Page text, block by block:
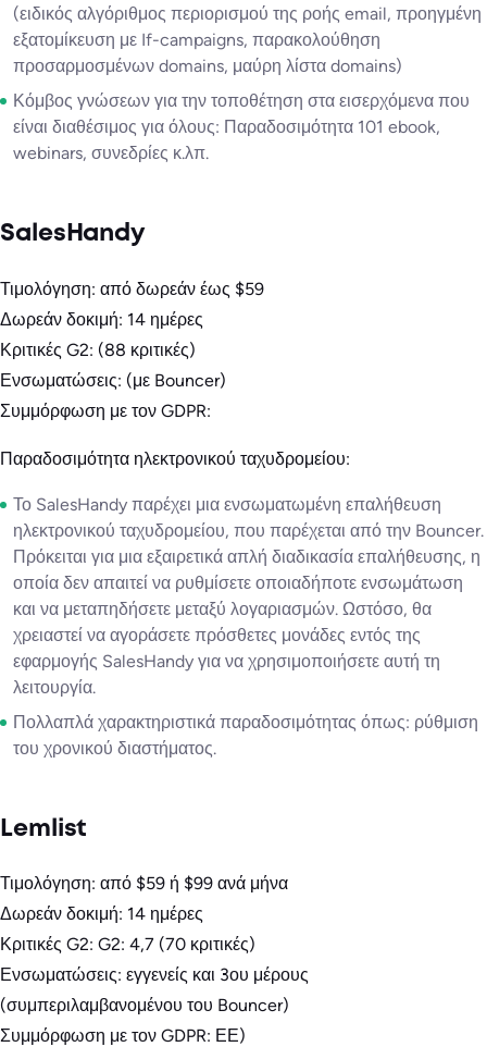
(ειδικός αλγόριθμος περιορισμού της ροής email, προηγμένη
εξατομίκευση με If-campaigns, παρακολούθηση
προσαρμοσμένων domains, μαύρη λίστα domains)
Κόμβος γνώσεων για την τοποθέτηση στα εισερχόμενα που
είναι διαθέσιμος για όλους: Παραδοσιμότητα 101 ebook,
webinars, συνεδρίες κ.λπ.
SalesHandy
Τιμολόγηση: από δωρεάν έως $59
Δωρεάν δοκιμή: 14 ημέρες
Κριτικές G2: (88 κριτικές)
Ενσωματώσεις: (με Bouncer)
Συμμόρφωση με τον GDPR:
Παραδοσιμότητα ηλεκτρονικού ταχυδρομείου:
Το SalesHandy παρέχει μια ενσωματωμένη επαλήθευση
ηλεκτρονικού ταχυδρομείου, που παρέχεται από την Bouncer.
Πρόκειται για μια εξαιρετικά απλή διαδικασία επαλήθευσης, η
οποία δεν απαιτεί να ρυθμίσετε οποιαδήποτε ενσωμάτωση
και να μεταπηδήσετε μεταξύ λογαριασμών. Ωστόσο, θα
χρειαστεί να αγοράσετε πρόσθετες μονάδες εντός της
εφαρμογής SalesHandy για να χρησιμοποιήσετε αυτή τη
λειτουργία.
Πολλαπλά χαρακτηριστικά παραδοσιμότητας όπως: ρύθμιση
του χρονικού διαστήματος.
Lemlist
Τιμολόγηση: από $59 ή $99 ανά μήνα
Δωρεάν δοκιμή: 14 ημέρες
Κριτικές G2: G2: 4,7 (70 κριτικές)
Ενσωματώσεις: εγγενείς και 3ου μέρους
(συμπεριλαμβανομένου του Bouncer)
Συμμόρφωση με τον GDPR: ΕΕ)